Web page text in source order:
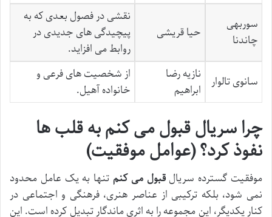
سوربهی
چاندنا
حیا قریشی
نقشی در فصول بعدی که به
پیچیدگی های جدیدی در
روابط می افزاید.
سانوی تالوار
نازیه رضا
ابراهیم
از شخصیت های فرعی و
خانواده آهیل.
چرا سریال قبول می کنم به قلب ها
نفوذ کرد؟ (عوامل موفقیت)
موفقیت گسترده سریالقبول می کنم تنها به یک عامل محدود
نمی شود، بلکه ترکیبی از عناصر هنری، فرهنگی و اجتماعی در
کنار یکدیگر، این مجموعه را به اثری ماندگار تبدیل کرده است. این